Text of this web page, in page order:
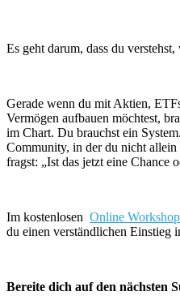
Es geht darum, dass du
Gerade wenn du mit Aktien,
Vermögen aufbauen möchtest,
im Chart. Du brauchst ein
Community, in der du nicht
fragst: „Ist das jetzt eine Chance
Im kostenlosen Online Workshop
du einen verständlichen Einstieg
Bereite dich auf den nächsten